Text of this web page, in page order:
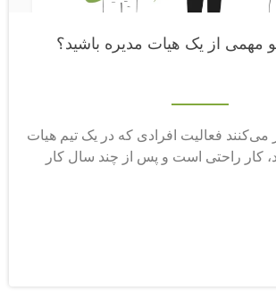
مهمی از یک هیات مدیره باشید؟
می‌کنند فعالیت افرادی که در یک تیم هیات
کار راحتی است و پس از چند سال کار